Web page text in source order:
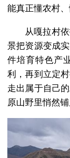
能真正懂农村、
从嘎拉村
景把资源变成
件培育特色产
利，再到立定
走出属于自己
原山野里悄然